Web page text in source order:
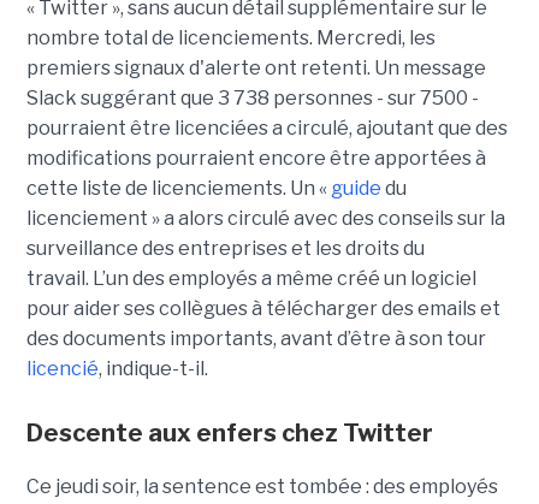
« Twitter », sans aucun détail supplémentaire sur le
nombre total de licenciements. Mercredi, les
premiers signaux d'alerte ont retenti. Un message
Slack suggérant que 3 738 personnes - sur 7500 -
pourraient être licenciées a circulé, ajoutant que des
modifications pourraient encore être apportées à
cette liste de licenciements. Un « guide du
licenciement » a alors circulé avec des conseils sur la
surveillance des entreprises et les droits du
travail. L’un des employés a même créé un logiciel
pour aider ses collègues à télécharger des emails et
des documents importants, avant d’être à son tour
licencié, indique-t-il.
Descente aux enfers chez Twitter
Ce jeudi soir, la sentence est tombée : des employés